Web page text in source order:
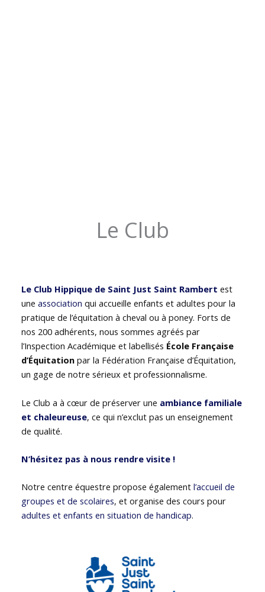
Le Club
Le Club Hippique de Saint Just Saint Rambert est
uneassociation qui accueille enfants et adultes pour la
pratique de l’équitation à cheval ou à poney. Forts de
nos 200 adhérents, nous sommes agréés par
l’Inspection Académique et labellisés École Française
d’Équitation par la Fédération Française d’Équitation,
un gage de notre sérieux et professionnalisme.
Le Club a à cœur de préserver une ambiance familiale
et chaleureuse, ce qui n’exclut pas un enseignement
de qualité.
N’hésitez pas à nous rendre visite !
Notre centre équestre propose égalementl’accueil de
groupes et de scolaires, et organise des cours pour
adultes et enfants en situation de handicap.